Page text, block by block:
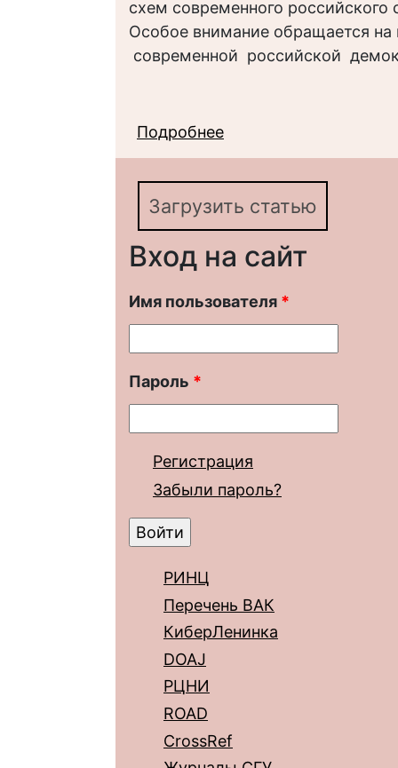
схем современного
Особое внимание обращается
современной российской
Подробнее
российской
проблемы выбора
Загрузить статью
Вход на сайт
Имя пользователя *
Пароль *
Регистрация
Забыли пароль?
РИНЦ
Перечень ВАК
КиберЛенинка
DOAJ
РЦНИ
ROAD
CrossRef